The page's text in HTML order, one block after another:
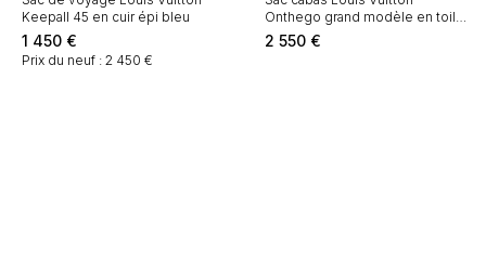
Keepall 45 en cuir épi bleu
1 450 €
Prix du neuf : 2 450 €
Onthego grand modèle en toile
monogram deux tons rouge et
rose
2 550 €